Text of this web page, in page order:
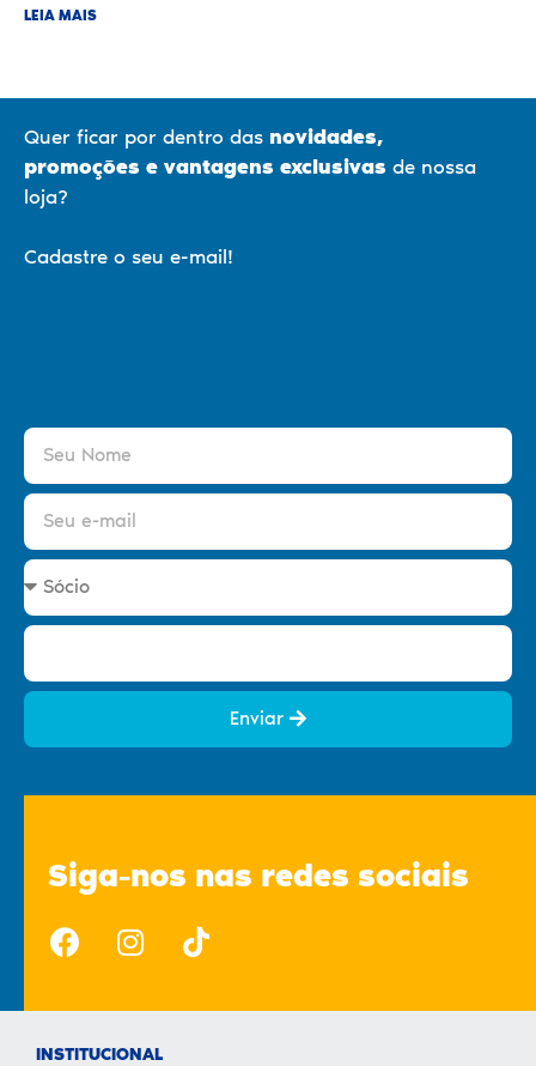
LEIA MAIS
Quer ficar por dentro das novidades,
promoções e vantagens exclusivas de nossa
loja?
Cadastre o seu e-mail!
Enviar
Siga-nos nas redes sociais
INSTITUCIONAL